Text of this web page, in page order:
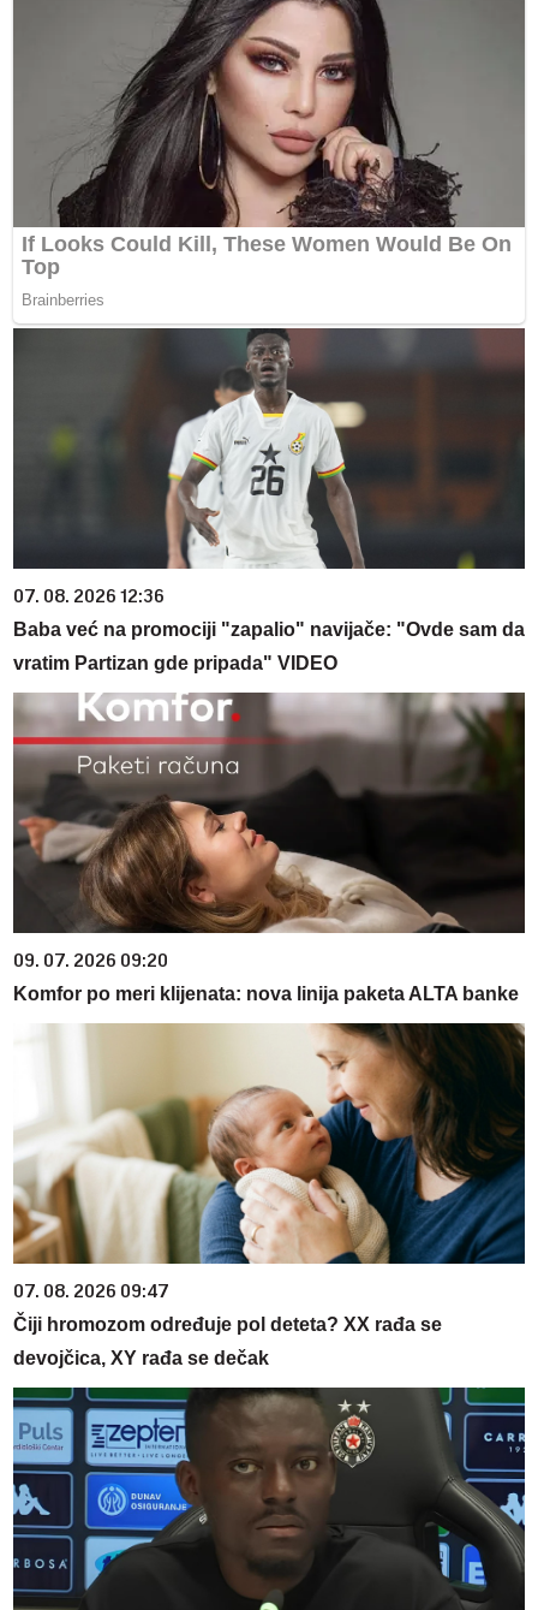
07. 08. 2026 12:36
Baba već na promociji "zapalio" navijače: "Ovde sam da
vratim Partizan gde pripada" VIDEO
09. 07. 2026 09:20
Komfor po meri klijenata: nova linija paketa ALTA banke
07. 08. 2026 09:47
Čiji hromozom određuje pol deteta? XX rađa se
devojčica, XY rađa se dečak